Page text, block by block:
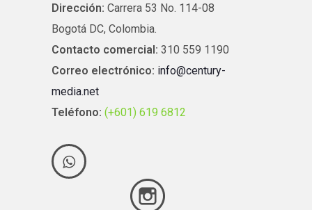
Dirección: Carrera 53 No. 114-08
Bogotá DC, Colombia.
Contacto comercial: 310 559 1190
Correo electrónico: info@century-
media.net
Teléfono: (+601) 619 6812